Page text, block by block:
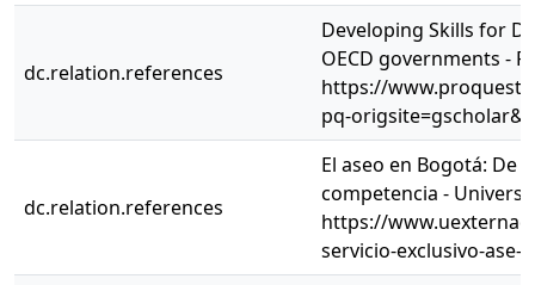
dc.relation.references
Developing Skills for
OECD governments -
https://
pq-
dc.relation.references
El aseo en Bogotá: De
competencia -
https://
servicio-exclusivo-ase-